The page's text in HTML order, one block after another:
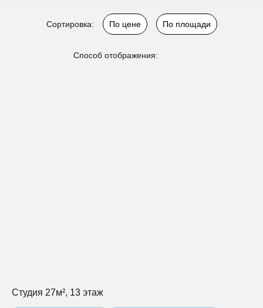
Сортировка: По цене По площади
Способ отображения:
Студия 27м², 13 этаж